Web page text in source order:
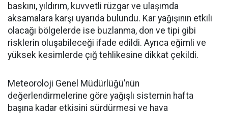
baskını, yıldırım, kuvvetli rüzgar ve ulaşımda
aksamalara karşı uyarıda bulundu. Kar yağışının etkili
olacağı bölgelerde ise buzlanma, don ve tipi gibi
risklerin oluşabileceği ifade edildi. Ayrıca eğimli ve
yüksek kesimlerde çığ tehlikesine dikkat çekildi.
Meteoroloji Genel Müdürlüğü’nün
değerlendirmelerine göre yağışlı sistemin hafta
başına kadar etkisini sürdürmesi ve hava